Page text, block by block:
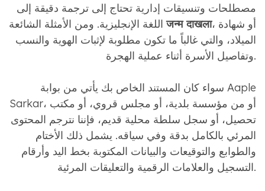
مصطلحات وتنسيقات إدارية تحتاج إلى ترجمة دقيقة إلى
اللغة الإنجليزية. ومن الأمثلة الشائعةजन्म दाखला، أو شهادة
الميلاد، والتي غالباً ما تكون مطلوبة لإثبات الهوية والنسب
وتفاصيل الأسرة أثناء عملية الهجرة.
سواء كان المستند الخاص بك يأتي من بوابة Aaple
Sarkar، أو من مؤسسة بلدية، أو مجلس قروي، أو مكتب
تحصيل، أو سجل سلطة محلية قديم، فإننا نترجم المحتوى
المرئي بالكامل بدقة وفي سياقه. يشمل ذلك الأختام
والطوابع والتوقيعات والبيانات المكتوبة بخط اليد وأرقام
التسجيل والعلامات الرقمية والتعليقات المرئية.